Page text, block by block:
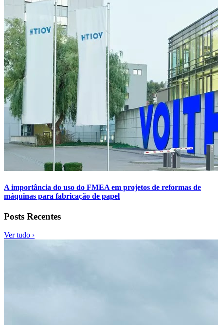
A importância do uso do FMEA em projetos de reformas de
máquinas para fabricação de papel
Posts Recentes
Ver tudo ›